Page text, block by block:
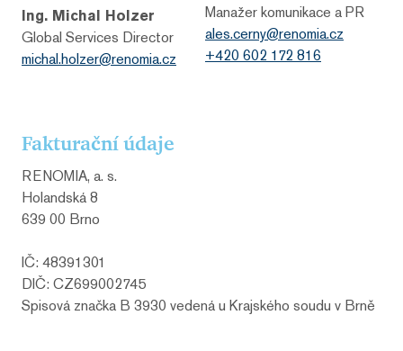
Ing. Michal Holzer
Global Services Director
michal.holzer@renomia.cz
Manažer komunikace a PR
ales.cerny@renomia.cz
+420 602 172 816
Fakturační údaje
RENOMIA, a. s.
Holandská 8
639 00 Brno
IČ: 48391301
DIČ: CZ699002745
Spisová značka B 3930 vedená u Krajského soudu v Brně